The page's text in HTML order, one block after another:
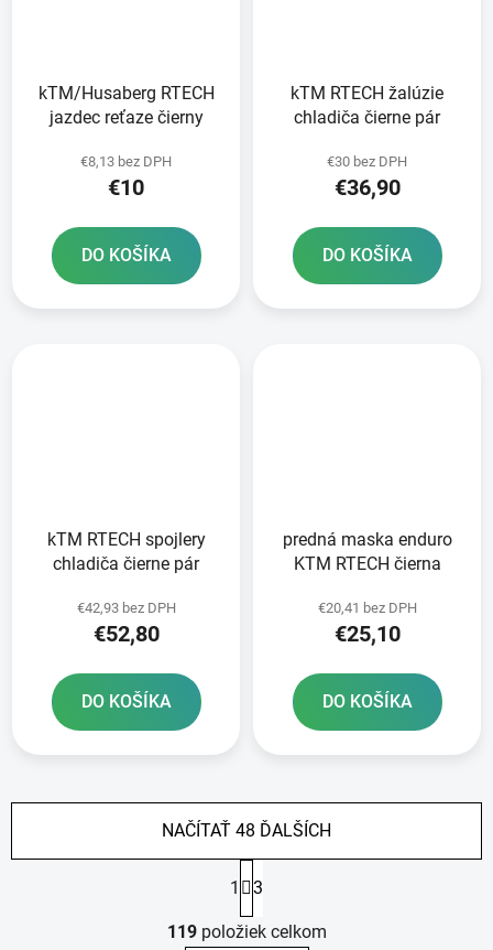
kTM/Husaberg RTECH
jazdec reťaze čierny
€8,13 bez DPH
€10
DO KOŠÍKA
kTM RTECH žalúzie
chladiča čierne pár
€30 bez DPH
€36,90
DO KOŠÍKA
kTM RTECH spojlery
chladiča čierne pár
€42,93 bez DPH
€52,80
DO KOŠÍKA
predná maska enduro
KTM RTECH čierna
€20,41 bez DPH
€25,10
DO KOŠÍKA
O
v
NAČÍTAŤ 48 ĎALŠÍCH
t
r
á
1 3
119položiek celkom